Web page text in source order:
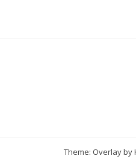
Theme: Overlay by